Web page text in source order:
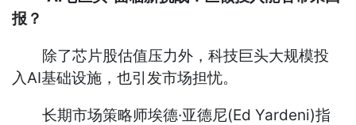
报？
除了芯片股估值压力外，科技巨头大规模投
入AI基础设施，也引发市场担忧。
长期市场策略师埃德·亚德尼(Ed Yardeni)指